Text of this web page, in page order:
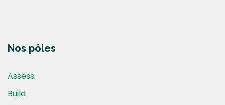
Nos pôles
Assess
Build